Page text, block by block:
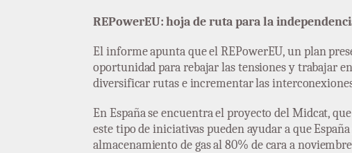
REPowerEU: hoja de ruta para la
El informe apunta que el REPowerEU, un plan
oportunidad para rebajar las tensiones y trabajar
diversificar rutas e incrementar las
En España se encuentra el proyecto del Midcat,
este tipo de iniciativas pueden ayudar a que
almacenamiento de gas al 80% de cara a